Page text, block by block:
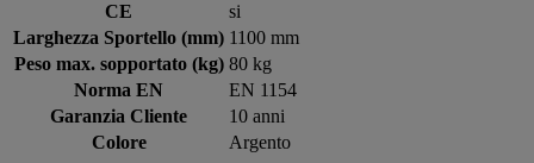
CE
si
Larghezza Sportello (mm) 1100 mm
Peso max. sopportato (kg) 80 kg
Norma EN
EN 1154
Garanzia Cliente
10 anni
Colore
Argento